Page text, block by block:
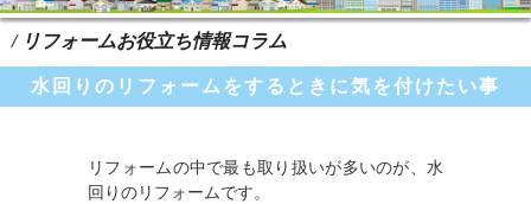
/ リフォームお役立ち情報コラム
水回りのリフォームをするときに気を付けたい事
リフォームの中で最も取り扱いが多いのが、水
回りのリフォームです。